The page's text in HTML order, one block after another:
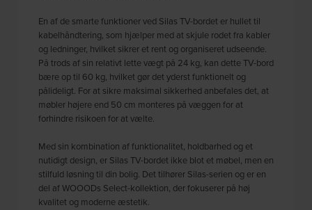
En af de smarte funktioner ved Silas TV-bordet er hullet til
kabelhåndtering, som hjælper med at skjule rodet fra kabler
og ledninger, hvilket sikrer et rent og organiseret udseende.
På trods af sin relativt lette vægt på 24 kg, kan dette TV-bord
bære op til 60 kg, hvilket gør det yderst funktionelt og
pålideligt. For at sikre maksimal sikkerhed anbefales det, at
møbler højere end 50 cm monteres på væggen for at
forhindre risikoen for at vælte.
Med sin kombination af funktionalitet, holdbarhed og et
nutidigt design, er Silas TV-bordet ikke blot et møbel, men en
stilfuld løsning til din bolig. Det tilhører Silas-serien og er en
del af WOOODs Select-kollektion, der fokuserer på høj
kvalitet og moderne æstetik.